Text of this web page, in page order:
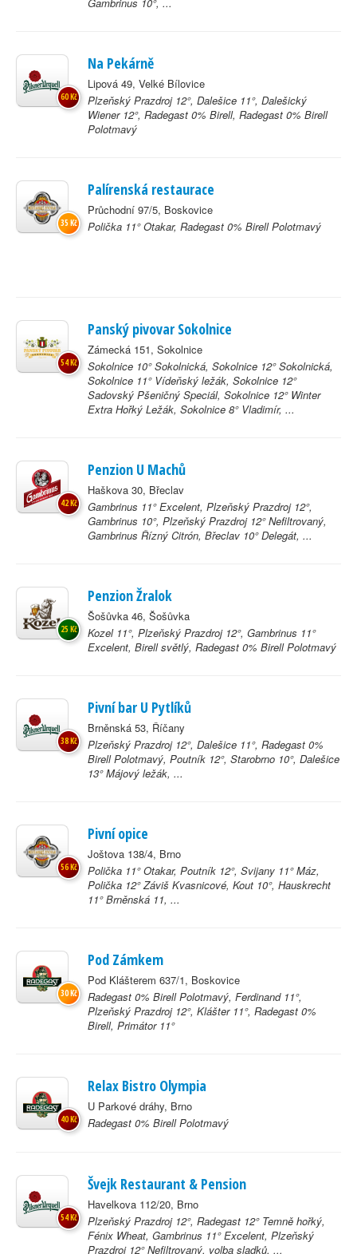
Na Pekárně
Lipová 49, Velké Bílovice
Plzeňský Prazdroj 12°, Dalešice 11°, Dalešický
Wiener 12°, Radegast 0% Birell, Radegast 0% Birell
Polotmavý
60 Kč
Palírenská restaurace
Průchodní 97/5, Boskovice
Polička 11° Otakar, Radegast 0% Birell Polotmavý
35 Kč
Panský pivovar Sokolnice
Zámecká 151, Sokolnice
Sokolnice 10° Sokolnická, Sokolnice 12° Sokolnická,
Sokolnice 11° Vídeňský ležák, Sokolnice 12°
Sadovský Pšeničný Speciál, Sokolnice 12° Winter
Extra Hořký Ležák, Sokolnice 8° Vladimír, ...
54 Kč
Penzion U Machů
Haškova 30, Břeclav
Gambrinus 11° Excelent, Plzeňský Prazdroj 12°,
Gambrinus 10°, Plzeňský Prazdroj 12° Nefiltrovaný,
Gambrinus Řízný Citrón, Břeclav 10° Delegát, ...
42 Kč
Penzion Žralok
Šošůvka 46, Šošůvka
Kozel 11°, Plzeňský Prazdroj 12°, Gambrinus 11°
Excelent, Birell světlý, Radegast 0% Birell Polotmavý
25 Kč
Pivní bar U Pytlíků
Brněnská 53, Říčany
Plzeňský Prazdroj 12°, Dalešice 11°, Radegast 0%
Birell Polotmavý, Poutník 12°, Starobrno 10°, Dalešice
13° Májový ležák, ...
38 Kč
Pivní opice
Joštova 138/4, Brno
Polička 11° Otakar, Poutník 12°, Svijany 11° Máz,
Polička 12° Záviš Kvasnicové, Kout 10°, Hauskrecht
11° Brněnská 11, ...
56 Kč
Pod Zámkem
Pod Klášterem 637/1, Boskovice
Radegast 0% Birell Polotmavý, Ferdinand 11°,
Plzeňský Prazdroj 12°, Klášter 11°, Radegast 0%
Birell, Primátor 11°
30 Kč
Relax Bistro Olympia
U Parkové dráhy, Brno
Radegast 0% Birell Polotmavý
40 Kč
Švejk Restaurant & Pension
Havelkova 112/20, Brno
Plzeňský Prazdroj 12°, Radegast 12° Temně hořký,
Fénix Wheat, Gambrinus 11° Excelent, Plzeňský
Prazdroj 12° Nefiltrovaný, volba sladků, ...
54 Kč